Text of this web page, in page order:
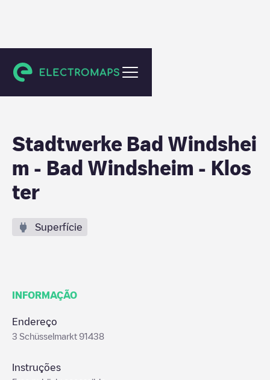
Bad Windsheim
Stadtwerke Bad Windshei
m - Bad Windsheim - Klos
ter
Superfície
INFORMAÇÃO
Endereço
3 Schüsselmarkt 91438
Instruções